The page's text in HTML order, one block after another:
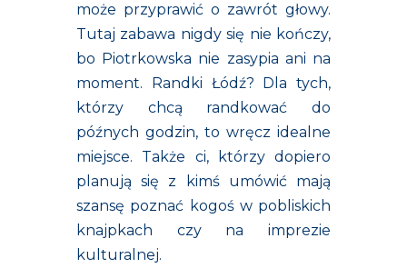
może przyprawić o zawrót głowy.
Tutaj zabawa nigdy się nie kończy,
bo Piotrkowska nie zasypia ani na
moment. Randki Łódź? Dla tych,
którzy chcą randkować do
późnych godzin, to wręcz idealne
miejsce. Także ci, którzy dopiero
planują się z kimś umówić mają
szansę poznać kogoś w pobliskich
knajpkach czy na imprezie
kulturalnej.